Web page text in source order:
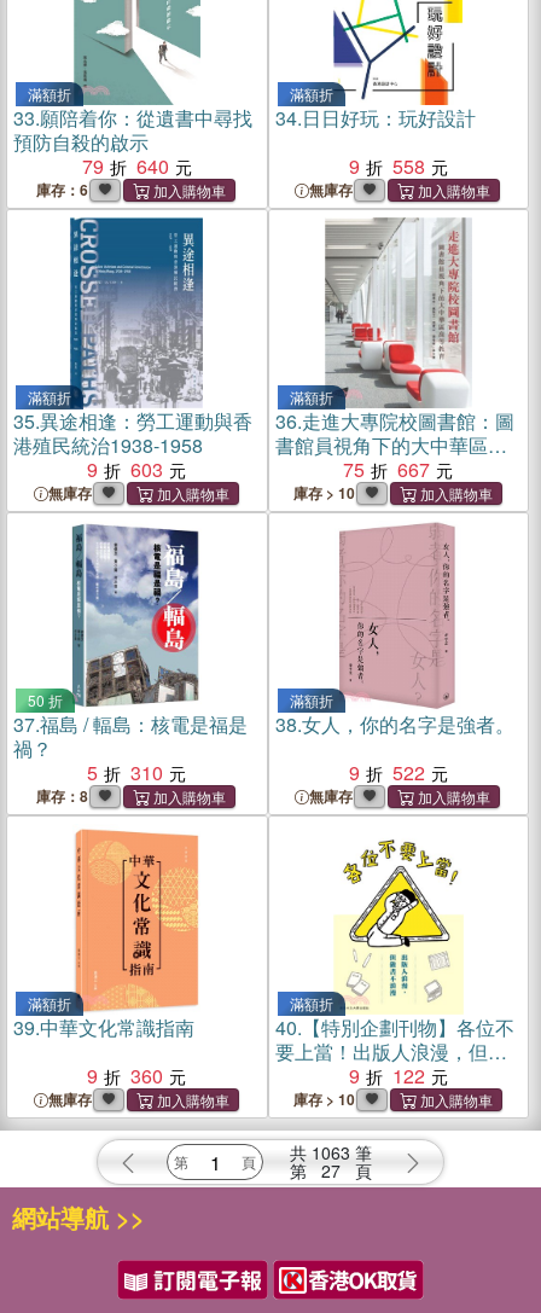
滿額折
33.願陪着你：從遺書中尋找
預防自殺的啟示
79
640
庫存：6
滿額折
34.日日好玩：玩好設計
9
558
無庫存
滿額折
35.異途相逢：勞工運動與香
港殖民統治1938-1958
9
603
無庫存
滿額折
36.走進大專院校圖書館：圖
書館員視角下的大中華區高
75 667
庫存 > 10
50 折
37.福島 / 輻島：核電是福是
禍？
5
310
庫存：8
滿額折
38.女人，你的名字是強者。
9
522
無庫存
滿額折
39.中華文化常識指南
9
360
無庫存
滿額折
40. 【特別企劃刊物】各位不
要上當！出版人浪漫，但做
書不浪漫9 122
庫存 > 10
共 1063 筆
第 27 頁
網站導航 >>